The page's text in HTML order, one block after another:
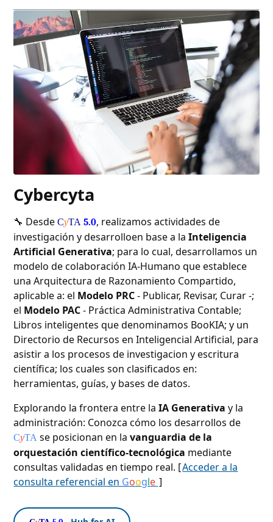
Cybercyta
🔧 DesdeCyTA 5.0, realizamos actividades de
investigación y desarrolloen base a laInteligencia
Artificial Generativa; para lo cual, desarrollamos un
modelo de colaboración IA-Humano que establece
una Arquitectura de Razonamiento Compartido,
aplicable a: el Modelo PRC- Publicar, Revisar, Curar -;
el Modelo PAC- Práctica Administrativa Contable;
Libros inteligentes que denominamos BooKIA; y un
Directorio de Recursos en Inteligencial Artificial, para
asistir a los procesos de investigacion y escritura
científica; los cuales son clasificados en:
herramientas, guías, y bases de datos.
Explorando la frontera entre laIA Generativa y la
administración: Conozca cómo los desarrollos de
CyTA se posicionan en lavanguardia de la
orquestación científico-tecnológica mediante
consultas validadas en tiempo real. [Acceder a la
consulta referencial en Google ]